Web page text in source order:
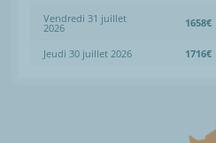
Vendredi 31 juillet
2026 1658€
Jeudi 30 juillet 2026 1716€